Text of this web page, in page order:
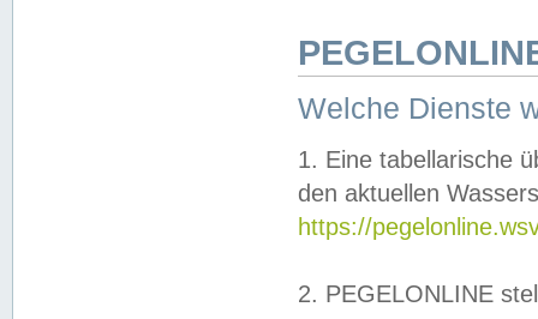
Welche Dienste
1. Eine tabellarische
den aktuellen
https://
2. PEGELONLINE